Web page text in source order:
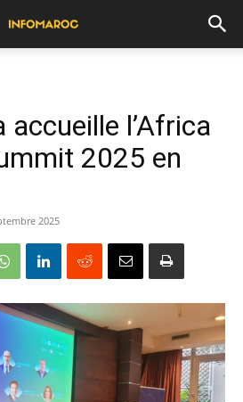
accueille l’Africa
2025 en
2025